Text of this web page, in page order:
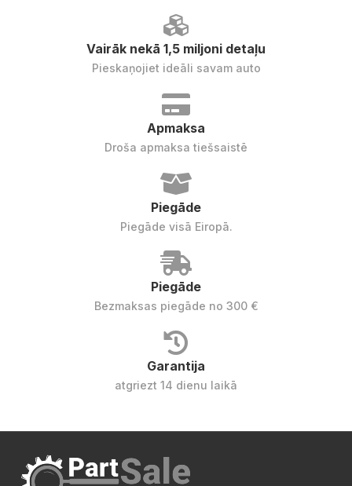
Vairāk nekā 1,5 miljoni detaļu
Pieskaņojiet ideāli savam auto
Apmaksa
Droša apmaksa tiešsaistē
Piegāde
Piegāde visā Eiropā.
Piegāde
Bezmaksas piegāde no 300 €
Garantija
atgriezt 14 dienu laikā